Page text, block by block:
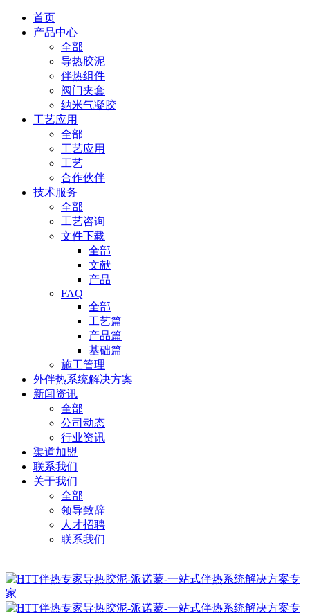
首页
产品中心
全部
导热胶泥
伴热组件
阀门夹套
纳米气凝胶
工艺应用
全部
工艺应用
工艺
合作伙伴
技术服务
全部
工艺咨询
文件下载
全部
文献
产品
FAQ
全部
工艺篇
产品篇
基础篇
施工管理
外伴热系统解决方案
新闻资讯
全部
公司动态
行业资讯
渠道加盟
联系我们
关于我们
全部
领导致辞
人才招聘
联系我们